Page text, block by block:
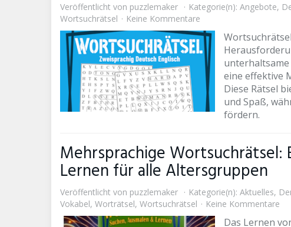
Veröffentlicht von puzzlemaker Kategorie(n): Angebote,
Wortsuchrätsel
Keine Kommentare
eine effektive
Diese Rätsel
und Spaß,
fördern.
Mehrsprachige Wortsuchrätsel:
Lernen für alle Altersgruppen
Veröffentlicht von puzzlemaker Kategorie(n): Aktuelles,
Vokabel, Worträtsel, Wortsuchrätsel Keine Kommentare
Das Lernen